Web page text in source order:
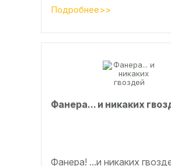
процента во многом
подотраслей, продукция...
Подробнее>>
Фанерa... и никaкиx
Фанера! ...и никаких